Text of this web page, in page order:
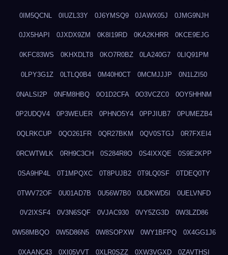
0IM5QCNL 0IUZL33Y 0J6YMSQ9 0JAWX05J 0JMG9NJH
0JX5HAPI 0JXDX9ZM 0K8I19RD 0KA2KHRR 0KCE9EJG
0KFC83WS 0KHXDLT8 0KO7R0BZ 0LA240G7 0LIQ91PM
0LPY3G1Z 0LTLQ0B4 0M40H0CT 0MCMJJJP 0N1LZI50
0NALSI2P 0NFM8HBQ 0O1D2CFA 0O3VCZC0 0OY5HHNM
0P2UDQV4 0P3WEUER 0PHNO5Y4 0PPJIUB7 0PUMEZB4
0QLRKCUP 0QO261FR 0QR27BKM 0QV0STGJ 0R7FXEI4
0RCWTWLK 0RH9C3CH 0S284R8O 0S4IXXQE 0S9E2KPP
0SA9HP4L 0T1MPQXC 0T8PUJB2 0T9LQ0SF 0TDEQ0TY
0TWV72OF 0U01AD7B 0U56W7B0 0UDKWD5I 0UELVNFD
0V2IXSF4 0V3N6SQF 0VJAC930 0VY5ZG3D 0W3LZD86
0W58MBQO 0W5D86N5 0W8SOPXW 0WY1BFPQ 0X4GG1J6
0XAANC43 0XI05VVT 0XLR0SZZ 0XW3VGXD 0ZAVTHSI